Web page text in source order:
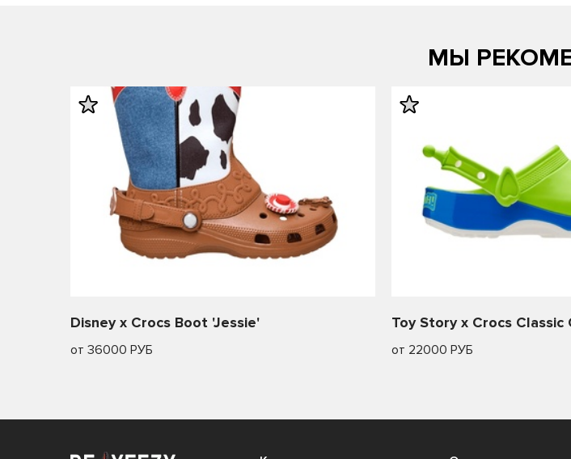
МЫ
Disney x Crocs Boot 'Jessie'
от 36000 РУБ
Toy Story x Crocs Classic
от 22000 РУБ